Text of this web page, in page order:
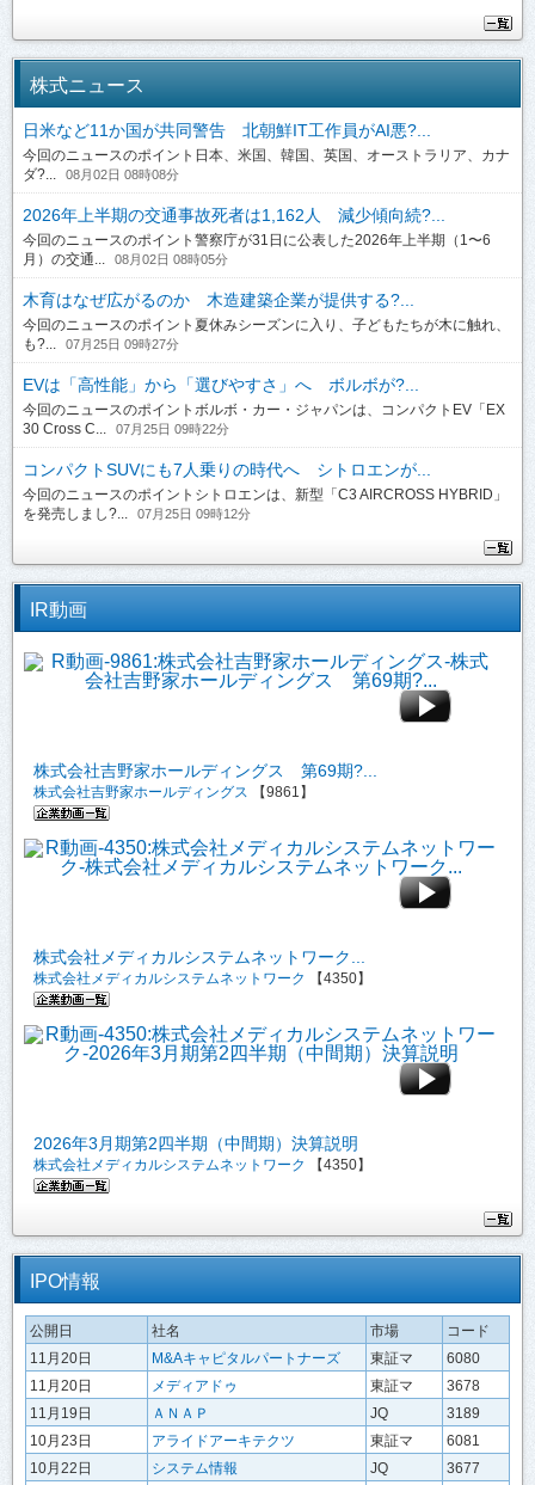
株式ニュース
日米など11か国が共同警告 北朝鮮IT工作員がAI悪?...
今回のニュースのポイント日本、米国、韓国、英国、オーストラリア、カナ
ダ?...
08月02日 08時08分
2026年上半期の交通事故死者は1,162人 減少傾向続?...
今回のニュースのポイント警察庁が31日に公表した2026年上半期（1〜6
月）の交通...
08月02日 08時05分
木育はなぜ広がるのか 木造建築企業が提供する?...
今回のニュースのポイント夏休みシーズンに入り、子どもたちが木に触れ、
も?...
07月25日 09時27分
EVは「高性能」から「選びやすさ」へ ボルボが?...
今回のニュースのポイントボルボ・カー・ジャパンは、コンパクトEV「EX
30 Cross C...
07月25日 09時22分
コンパクトSUVにも7人乗りの時代へ シトロエンが...
今回のニュースのポイントシトロエンは、新型「C3 AIRCROSS HYBRID」
を発売しまし?...
07月25日 09時12分
IR動画
株式会社吉野家ホールディングス 第69期?...
株式会社吉野家ホールディングス 【9861】
株式会社メディカルシステムネットワーク...
株式会社メディカルシステムネットワーク 【4350】
2026年3月期第2四半期（中間期）決算説明
株式会社メディカルシステムネットワーク 【4350】
IPO情報
公開日 社名 市場
コード
11月20日
M&Aキャピタルパートナーズ 東証マ
6080
11月20日
メディアドゥ 東証マ
3678
11月19日
ＡＮＡＰ JQ
3189
10月23日
アライドアーキテクツ 東証マ
6081
10月22日
システム情報 JQ
3677